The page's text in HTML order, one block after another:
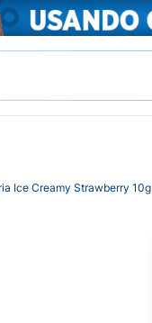
Ice Creamy Strawberry 10g